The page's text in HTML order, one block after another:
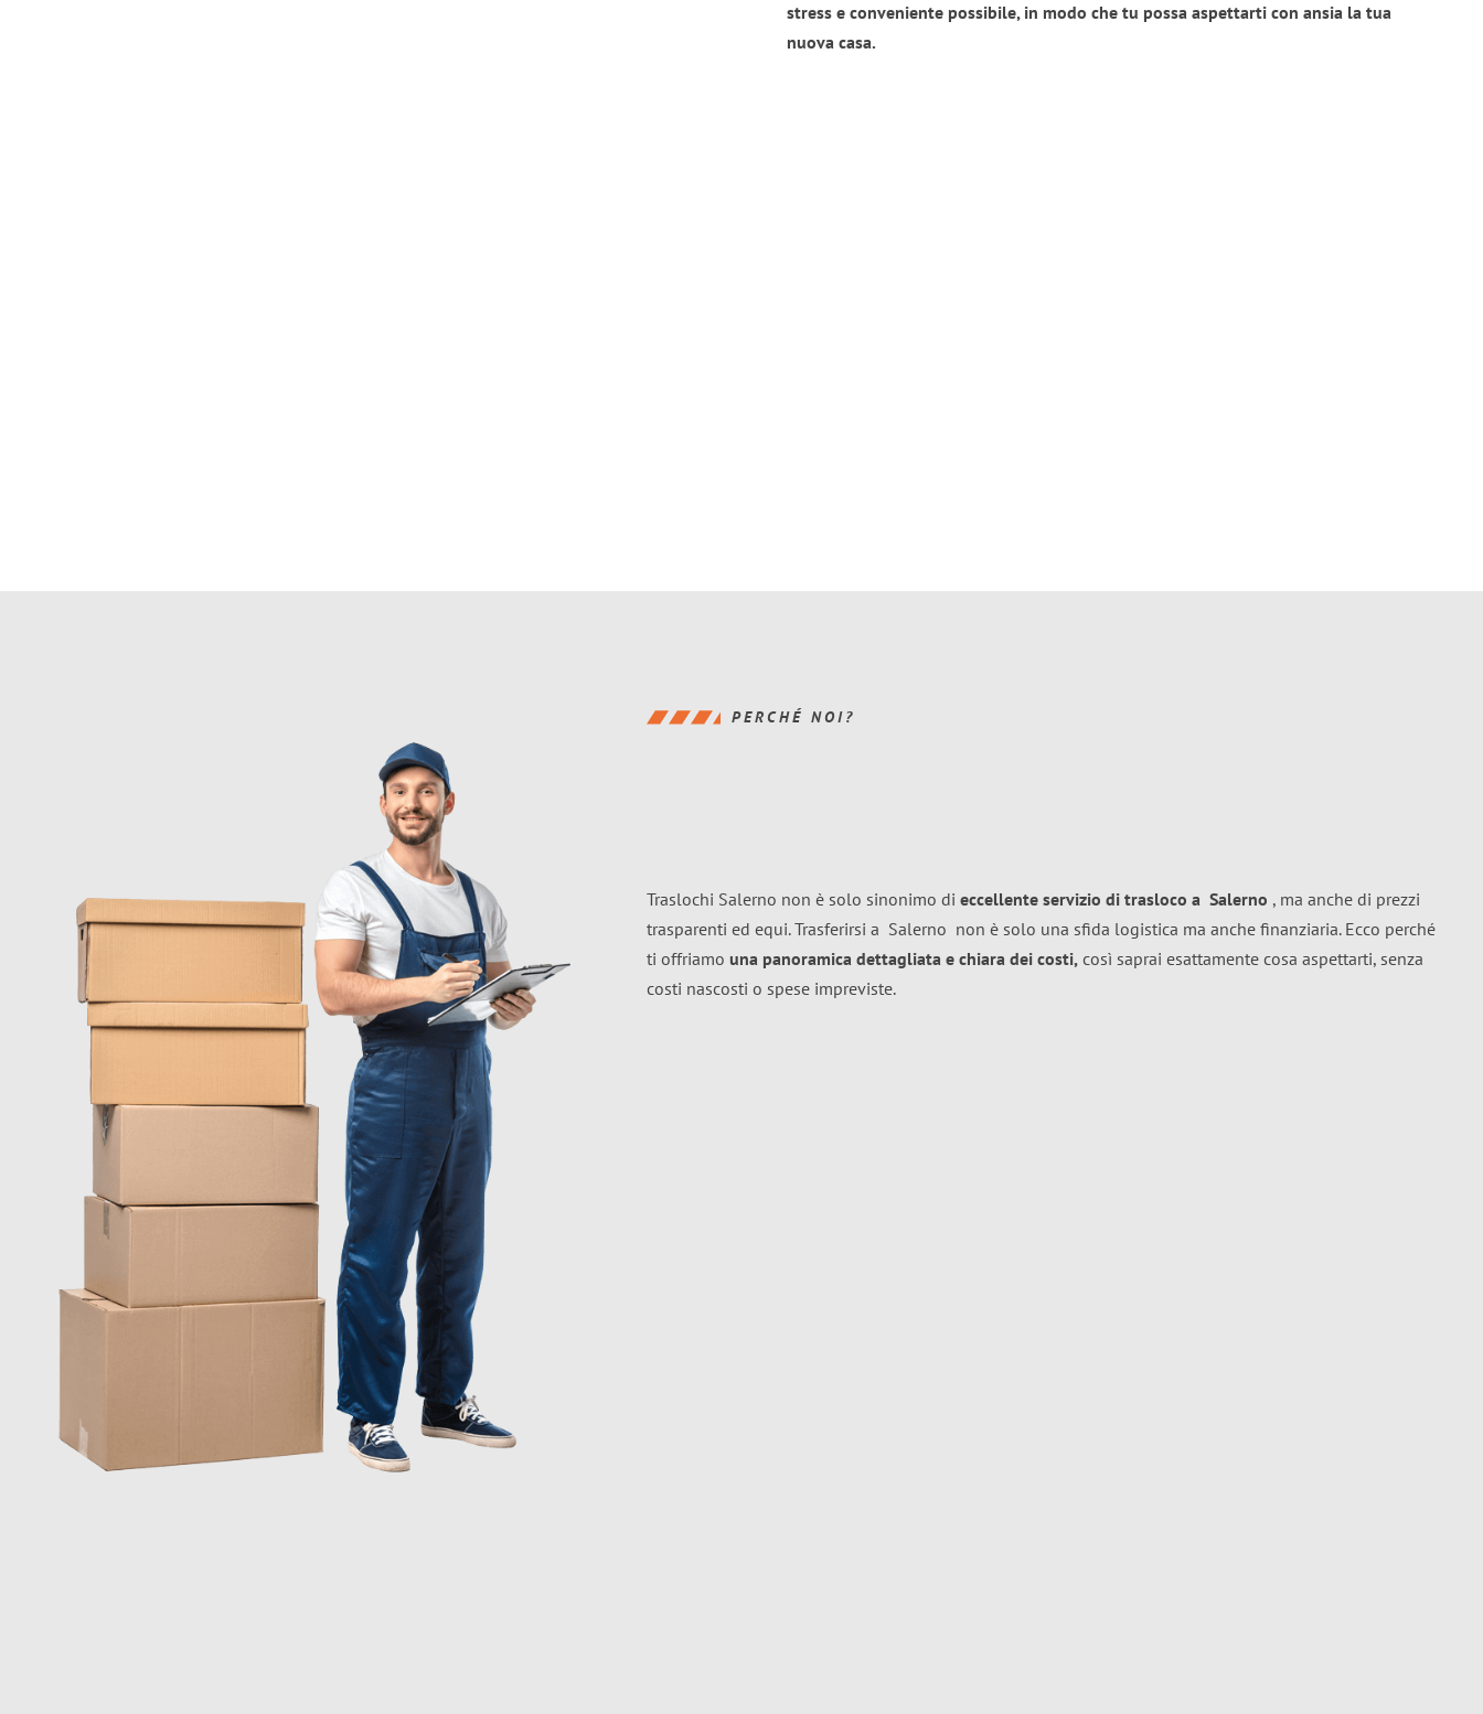
stress e conveniente possibile, in modo che tu possa aspettarti con ansia la tua
nuova casa.
PERCHÉ NOI?
Traslochi Salerno non è solo sinonimo di eccellente servizio di trasloco a Salerno , ma anche di prezzi
trasparenti ed equi. Trasferirsi a Salerno non è solo una sfida logistica ma anche finanziaria. Ecco perché
ti offriamo una panoramica dettagliata e chiara dei costi, così saprai esattamente cosa aspettarti, senza
costi nascosti o spese impreviste.